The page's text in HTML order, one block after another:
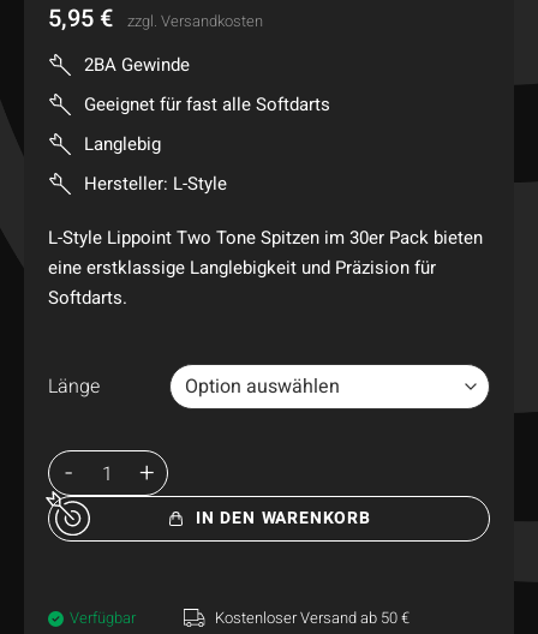
5,95 € zzgl. Versandkosten
2BA Gewinde
Geeignet für fast alle Softdarts
Langlebig
Hersteller: L-Style
L-Style Lippoint Two Tone Spitzen im 30er Pack bieten
eine erstklassige Langlebigkeit und Präzision für
Softdarts.
Länge
IN DEN WARENKORB
Verfügbar Kostenloser Versand ab 50 €